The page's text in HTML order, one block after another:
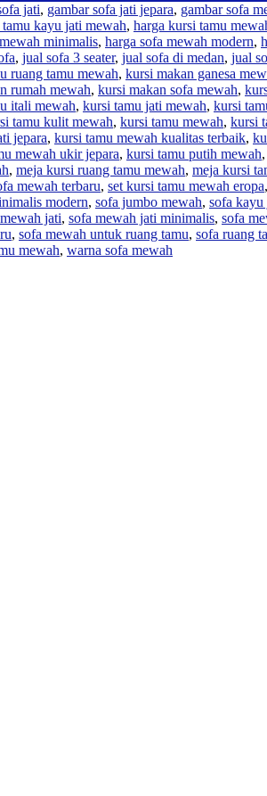
jati, gambar sofa jati jepara, gambar sofa
kayu jati mewah, harga kursi tamu
minimalis, harga sofa mewah modern,
, jual sofa 3 seater, jual sofa di medan, jual
ruang tamu mewah, kursi makan ganesa
rumah mewah, kursi makan sofa mewah,
itali mewah, kursi tamu jati mewah, kursi
tamu kulit mewah, kursi tamu mewah, kursi
jepara, kursi tamu mewah kualitas terbaik,
mewah ukir jepara, kursi tamu putih mewah,
, meja kursi ruang tamu mewah, meja kursi
mewah terbaru, set kursi tamu mewah eropa,
modern, sofa jumbo mewah, sofa kayu
jati, sofa mewah jati minimalis, sofa
, sofa mewah untuk ruang tamu, sofa ruang
mewah, warna sofa mewah